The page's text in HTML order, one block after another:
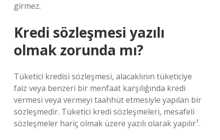
girmez.
Kredi sözleşmesi yazılı
olmak zorunda mı?
Tüketici kredisi sözleşmesi, alacaklının tüketiciye
faiz veya benzeri bir menfaat karşılığında kredi
vermesi veya vermeyi taahhüt etmesiyle yapılan bir
sözleşmedir. Tüketici kredi sözleşmeleri, mesafeli
sözleşmeler hariç olmak üzere yazılı olarak yapılır¹.